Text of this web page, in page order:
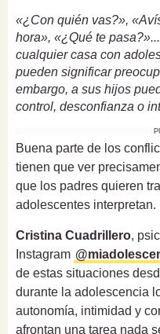
«¿Con quién vas?»,
hora», «¿Qué te
cualquier casa con
pueden significar
embargo, a sus hijos
control, desconfianza o
Buena parte de los
tienen que ver
que los padres quieren
adolescentes interpretan.
Cristina Cuadrillero,
Instagram
de estas situaciones
durante la adolescencia
autonomía, intimidad y
afrontan una tarea nada